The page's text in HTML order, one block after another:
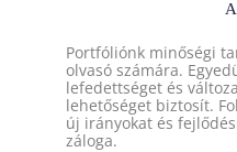
Portfóliónk minőségi
olvasó számára.
lefedettséget és
lehetőséget biztosít.
új irányokat és
záloga.